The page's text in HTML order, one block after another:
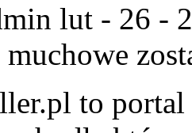
lut - 26 -
to